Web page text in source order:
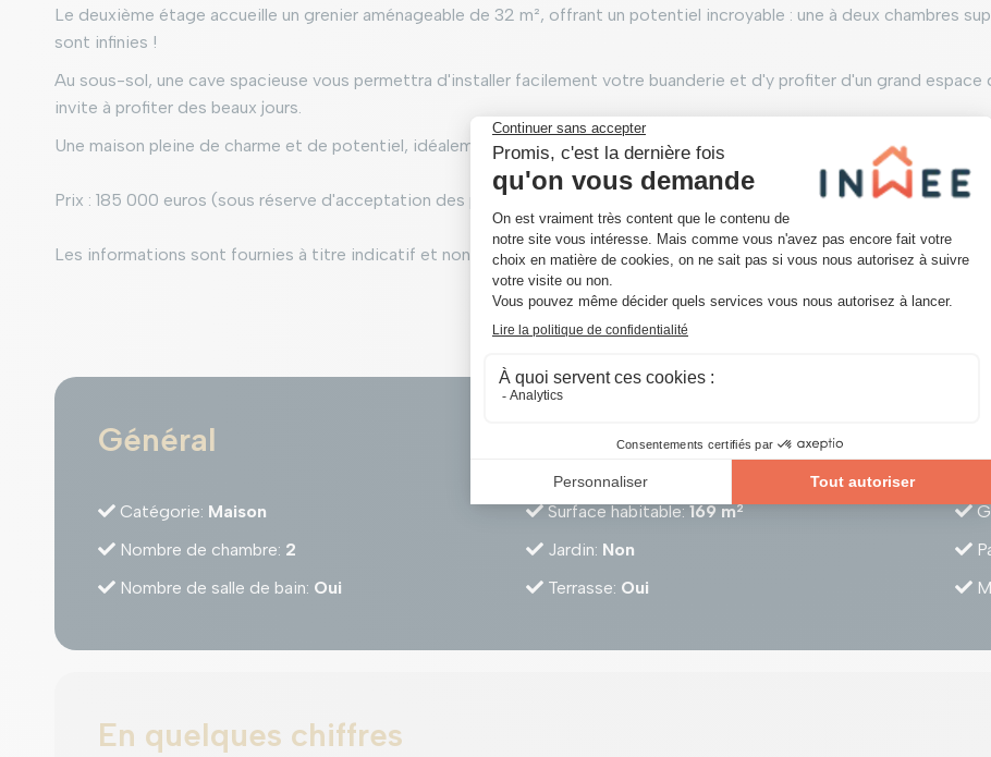
Le deuxième étage accueille un grenier aménageable de 32 m², offrant un potentiel incroyable : une à deux chambres
sont infinies !
Au sous-sol, une cave spacieuse vous permettra d'installer facilement votre buanderie et d'y profiter d'un grand
invite à profiter des beaux jours.
Une maison pleine de charme et de potentiel, idéalement située et prête à accueillir vos projets !
Prix ​​: 185 000 euros (sous réserve d'acceptation des propriétaires)
Les informations sont fournies à titre indicatif et non contractuel.
Général
Catégorie: Maison
Nombre de chambre: 2
Nombre de salle de bain: Oui
Surface habitable:169 m2
Jardin: Non
Terrasse: Oui
En quelques chiffres